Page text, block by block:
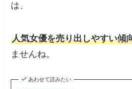
は、
人気女優を売り出しやすい傾
ませんね。
あわせて読みたい